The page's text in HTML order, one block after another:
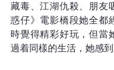
藏毒、江湖仇殺、朋友
惑仔》電影橋段她全都
時覺得精彩好玩，但當
過着同樣的生活，她感到